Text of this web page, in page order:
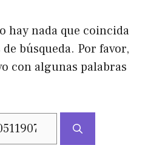
hay nada que coincida
búsqueda. Por favor,
con algunas palabras